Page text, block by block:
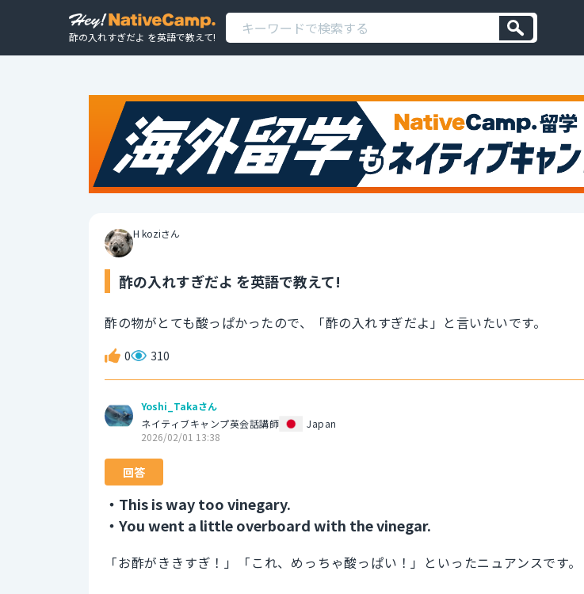
酢の入れすぎだよ を英語で教えて!
H koziさん
酢の入れすぎだよ を英語で教えて!
酢の物がとても酸っぱかったので、「酢の入れすぎだよ」と言いたいです。
0 310
Yoshi_Takaさん
ネイティブキャンプ英会話講師
Japan
2026/02/01 13:38
回答
・This is way too vinegary.
・You went a little overboard with the vinegar.
「お酢がききすぎ！」「これ、めっちゃ酸っぱい！」といったニュアンスです。